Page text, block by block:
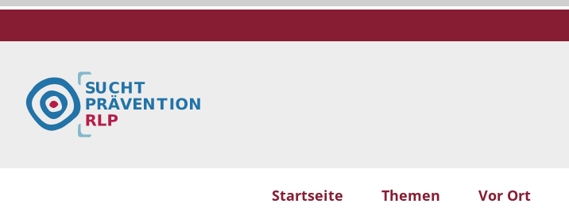
Startseite Themen Vor Ort